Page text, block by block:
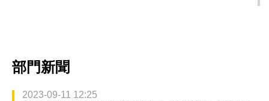
部門新聞
2023-09-11 12:25